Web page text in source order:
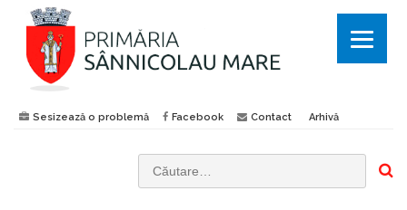
Sesizează o problemă Facebook Contact Arhivă